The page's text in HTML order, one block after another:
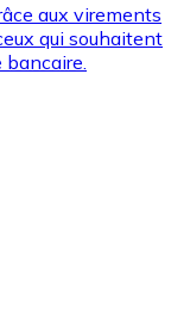
aux virements
qui souhaitent